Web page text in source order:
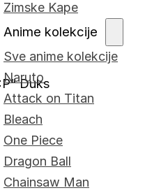
Zimske Kape
Anime kolekcije
Sve anime kolekcije
Naruto
Attack on Titan
Bleach
One Piece
Dragon Ball
Chainsaw Man
Duks